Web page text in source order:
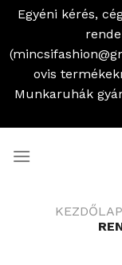
Egyéni kérés,
ovis
Munkaruhák
KEZDŐLAP